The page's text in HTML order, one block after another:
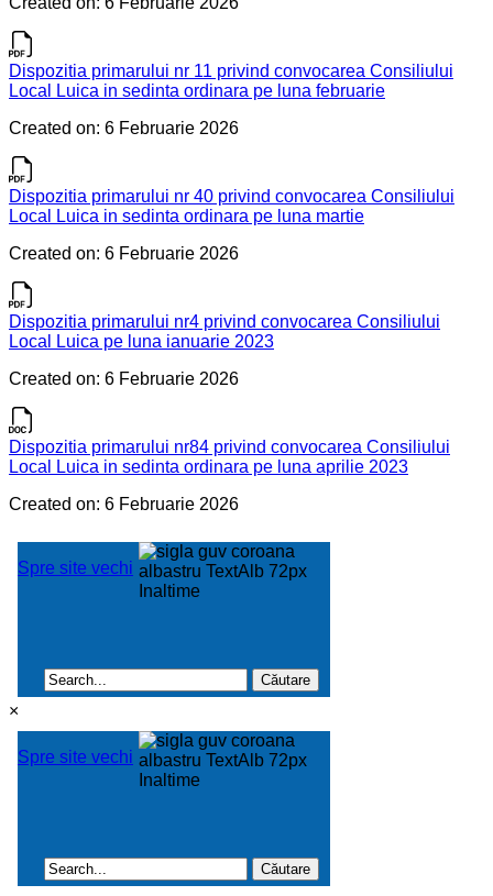
Dispozitia primarului nr 11 privind convocarea Consiliului
Local Luica in sedinta ordinara pe luna februarie
Created on: 6 Februarie 2026
Dispozitia primarului nr 40 privind convocarea Consiliului
Local Luica in sedinta ordinara pe luna martie
Created on: 6 Februarie 2026
Dispozitia primarului nr4 privind convocarea Consiliului
Local Luica pe luna ianuarie 2023
Created on: 6 Februarie 2026
Dispozitia primarului nr84 privind convocarea Consiliului
Local Luica in sedinta ordinara pe luna aprilie 2023
Created on: 6 Februarie 2026
×